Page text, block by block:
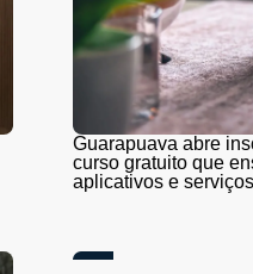
Guarapuava abre
curso gratuito que
aplicativos e